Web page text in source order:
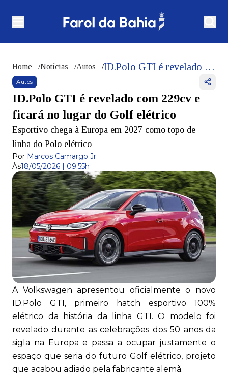
Home /Notícias /Autos / ID.Polo GTI é revelado com 229cv e ficará no lugar do Golf elétrico
Autos
ID.Polo GTI é revelado com 229cv e
ficará no lugar do Golf elétrico
Esportivo chega à Europa em 2027 como topo de
linha do Polo elétrico
Por Marcos Camargo Jr.
Às18/05/2026 | 09:55h
A Volkswagen apresentou oficialmente o novo
ID.Polo GTI, primeiro hatch esportivo 100%
elétrico da história da linha GTI. O modelo foi
revelado durante as celebrações dos 50 anos da
sigla na Europa e passa a ocupar justamente o
espaço que seria do futuro Golf elétrico, projeto
que acabou adiado pela fabricante alemã.